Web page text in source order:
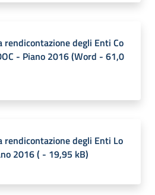
rendicontazione degli Enti Co
- Piano 2016(Word - 61,0
rendicontazione degli Enti Lo
2016( - 19,95 kB)